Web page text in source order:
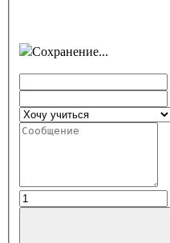
Сохранение...